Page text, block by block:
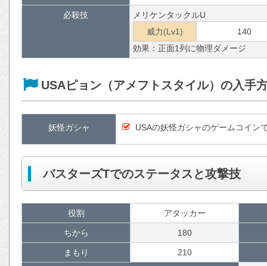
必殺技
メリケンタックルU
威力(Lv1)
140
効果：正面1列に物理ダメージ
USAピョン（アメフトスタイル）の入手
妖怪ガシャ USAの妖怪ガシャのゲームコイン
バスターズTでのステータスと攻撃技
役割 アタッカー
ちから 180
まもり 210